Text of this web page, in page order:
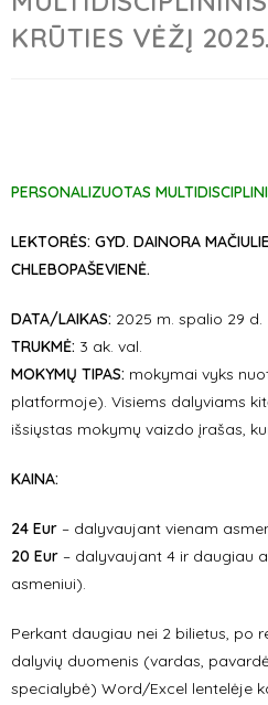
KRŪTIES VĖŽĮ
PERSONALIZUOTAS
LEKTORĖS: GYD. DAINORA
CHLEBOPAŠEVIENĖ.
DATA/LAIKAS: 2025 m. spalio 29
TRUKMĖ: 3 ak. val.
MOKYMŲ TIPAS: mokymai vyks
platformoje). Visiems dalyviams
išsiųstas mokymų vaizdo įrašas,
KAINA:
24 Eur – dalyvaujant vienam
20 Eur – dalyvaujant 4 ir daugiau
asmeniui).
Perkant daugiau nei 2 bilietus, po
dalyvių duomenis (vardas,
specialybė) Word/Excel lentelėje